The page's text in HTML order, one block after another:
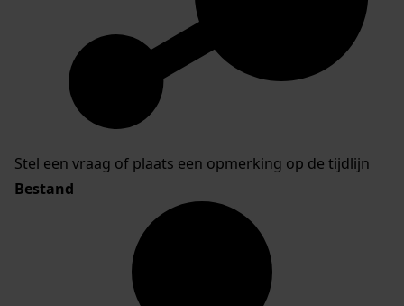
Stel een vraag of plaats een opmerking op de tijdlijn
Bestand